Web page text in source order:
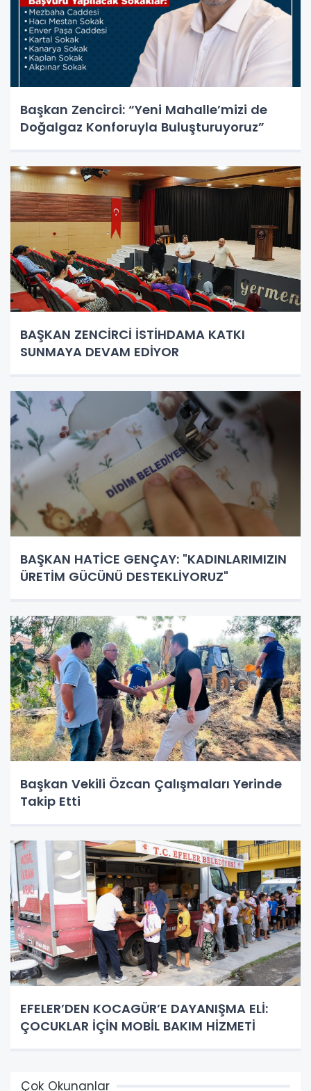
Başkan Zencirci: “Yeni Mahalle’mizi de
Doğalgaz Konforuyla Buluşturuyoruz”
BAŞKAN ZENCİRCİ İSTİHDAMA KATKI
SUNMAYA DEVAM EDİYOR
BAŞKAN HATİCE GENÇAY: "KADINLARIMIZIN
ÜRETİM GÜCÜNÜ DESTEKLİYORUZ"
Başkan Vekili Özcan Çalışmaları Yerinde
Takip Etti
EFELER’DEN KOCAGÜR’E DAYANIŞMA ELİ:
ÇOCUKLAR İÇİN MOBİL BAKIM HİZMETİ
Çok Okunanlar